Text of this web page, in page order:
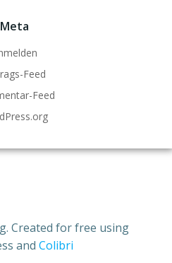
Meta
Feed
Feed
Created for free using
and Colibri